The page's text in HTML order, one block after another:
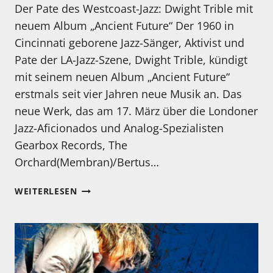
Der Pate des Westcoast-Jazz: Dwight Trible mit
neuem Album „Ancient Future“ Der 1960 in
Cincinnati geborene Jazz-Sänger, Aktivist und
Pate der LA-Jazz-Szene, Dwight Trible, kündigt
mit seinem neuen Album „Ancient Future“
erstmals seit vier Jahren neue Musik an. Das
neue Werk, das am 17. März über die Londoner
Jazz-Aficionados und Analog-Spezialisten
Gearbox Records, The
Orchard(Membran)/Bertus…
WEITERLESENNEUE
LP:
DWIGHT
TRIBLE: